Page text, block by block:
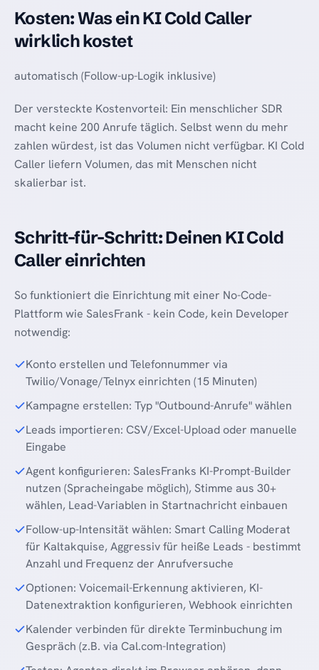
Kosten: Was ein KI Cold Caller
wirklich kostet
automatisch (Follow-up-Logik inklusive)
Der versteckte Kostenvorteil: Ein menschlicher SDR
macht keine 200 Anrufe täglich. Selbst wenn du mehr
zahlen würdest, ist das Volumen nicht verfügbar. KI Cold
Caller liefern Volumen, das mit Menschen nicht
skalierbar ist.
Schritt-für-Schritt: Deinen KI Cold
Caller einrichten
So funktioniert die Einrichtung mit einer No-Code-
Plattform wie SalesFrank - kein Code, kein Developer
notwendig:
Konto erstellen und Telefonnummer via
Twilio/Vonage/Telnyx einrichten (15 Minuten)
Kampagne erstellen: Typ "Outbound-Anrufe" wählen
Leads importieren: CSV/Excel-Upload oder manuelle
Eingabe
Agent konfigurieren: SalesFranks KI-Prompt-Builder
nutzen (Spracheingabe möglich), Stimme aus 30+
wählen, Lead-Variablen in Startnachricht einbauen
Follow-up-Intensität wählen: Smart Calling Moderat
für Kaltakquise, Aggressiv für heiße Leads - bestimmt
Anzahl und Frequenz der Anrufversuche
Optionen: Voicemail-Erkennung aktivieren, KI-
Datenextraktion konfigurieren, Webhook einrichten
Kalender verbinden für direkte Terminbuchung im
Gespräch (z.B. via Cal.com-Integration)